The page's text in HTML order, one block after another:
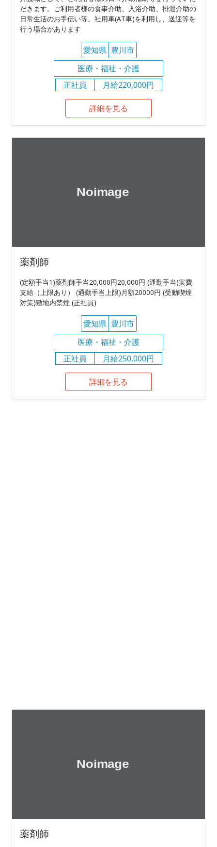
だきます。ご利用者様の食事介助、入浴介助、排泄介助の
日常生活のお手伝い等。社用車(AT車)を利用し、送迎等を
行う場合があります
愛知県 豊川市
医療・福祉・介護
正社員
月給220,000円
詳細を見る
薬剤師
(定額手当1)薬剤師手当20,000円20,000円 (通勤手当)実費
支給（上限あり） (通勤手当上限)月額20000円 (受動喫煙
対策)敷地内禁煙 (正社員)
愛知県 豊川市
医療・福祉・介護
正社員
月給250,000円
詳細を見る
薬剤師